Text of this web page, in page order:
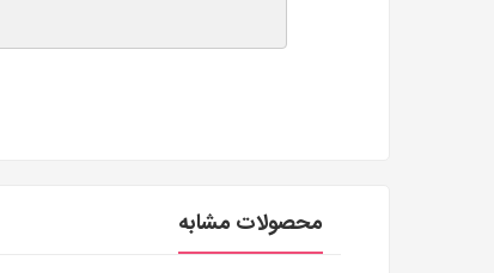
محصولات مشابه